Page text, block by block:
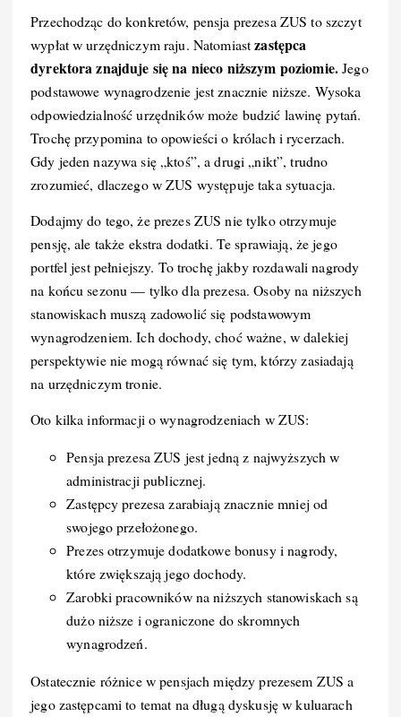
Przechodząc do konkretów, pensja prezesa ZUS to szczyt
wypłat w urzędniczym raju. Natomiastzastępca
dyrektora znajduje się na nieco niższym poziomie.Jego
podstawowe wynagrodzenie jest znacznie niższe. Wysoka
odpowiedzialność urzędników może budzić lawinę pytań.
Trochę przypomina to opowieści o królach i rycerzach.
Gdy jeden nazywa się „ktoś”, a drugi „nikt”, trudno
zrozumieć, dlaczego w ZUS występuje taka sytuacja.
Dodajmy do tego, że prezes ZUS nie tylko otrzymuje
pensję, ale także ekstra dodatki. Te sprawiają, że jego
portfel jest pełniejszy. To trochę jakby rozdawali nagrody
na końcu sezonu — tylko dla prezesa. Osoby na niższych
stanowiskach muszą zadowolić się podstawowym
wynagrodzeniem. Ich dochody, choć ważne, w dalekiej
perspektywie nie mogą równać się tym, którzy zasiadają
na urzędniczym tronie.
Oto kilka informacji o wynagrodzeniach w ZUS:
Pensja prezesa ZUS jest jedną z najwyższych w
administracji publicznej.
Zastępcy prezesa zarabiają znacznie mniej od
swojego przełożonego.
Prezes otrzymuje dodatkowe bonusy i nagrody,
które zwiększają jego dochody.
Zarobki pracowników na niższych stanowiskach są
dużo niższe i ograniczone do skromnych
wynagrodzeń.
Ostatecznie różnice w pensjach między prezesem ZUS a
jego zastępcami to temat na długą dyskusję w kuluarach